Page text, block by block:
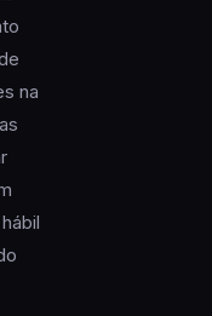
na